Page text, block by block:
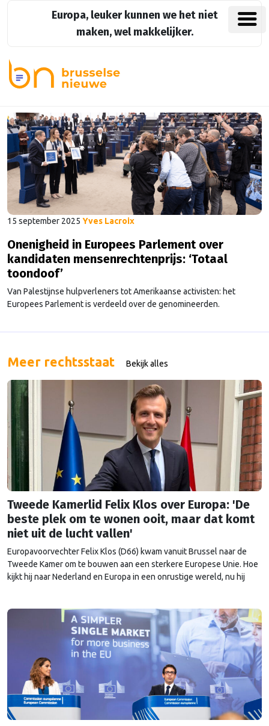
Europa, leuker kunnen we het niet
maken, wel makkelijker.
15 september 2025 Yves Lacroix
Onenigheid in Europees Parlement over
kandidaten mensenrechtenprijs: ‘Totaal
toondoof’
Van Palestijnse hulpverleners tot Amerikaanse activisten: het
Europees Parlement is verdeeld over de genomineerden.
Meer rechtsstaat Bekijk alles
Tweede Kamerlid Felix Klos over Europa: 'De
beste plek om te wonen ooit, maar dat komt
niet uit de lucht vallen'
Europavoorvechter Felix Klos (D66) kwam vanuit Brussel naar de
Tweede Kamer om te bouwen aan een sterkere Europese Unie. Hoe
kijkt hij naar Nederland en Europa in een onrustige wereld, nu hij